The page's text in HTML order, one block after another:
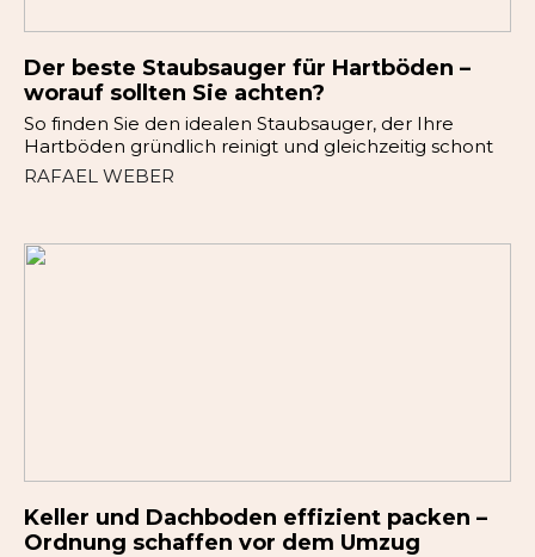
Der beste Staubsauger für Hartböden –
worauf sollten Sie achten?
So finden Sie den idealen Staubsauger, der Ihre
Hartböden gründlich reinigt und gleichzeitig schont
RAFAEL WEBER
Keller und Dachboden effizient packen –
Ordnung schaffen vor dem Umzug